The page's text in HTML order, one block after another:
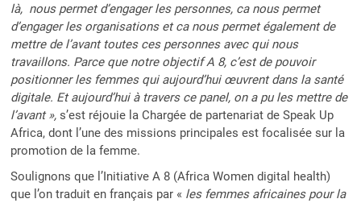
là, nous permet d’engager les personnes, ca nous permet
d’engager les organisations et ca nous permet également de
mettre de l’avant toutes ces personnes avec qui nous
travaillons. Parce que notre objectif A 8, c’est de pouvoir
positionner les femmes qui aujourd’hui œuvrent dans la santé
digitale. Et aujourd’hui à travers ce panel, on a pu les mettre de
l’avant »,s’est réjouie la Chargée de partenariat de Speak Up
Africa, dont l’une des missions principales est focalisée sur la
promotion de la femme.
Soulignons que l’Initiative A 8 (Africa Women digital health)
que l’on traduit en français par « les femmes africaines pour la